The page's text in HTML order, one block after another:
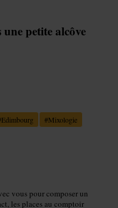
petite alcôve
Edimbourg #Mixologie
vous pour composer un
les places au comptoir